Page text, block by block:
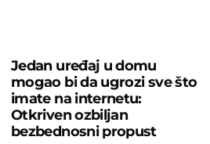
Jedan uređaj u domu
mogao bi da ugrozi sve što
imate na internetu:
Otkriven ozbiljan
bezbednosni propust